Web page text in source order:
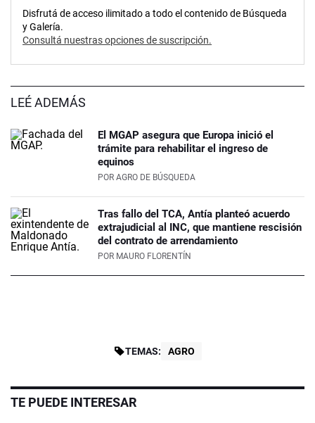
Disfrutá de acceso ilimitado a todo el contenido de Búsqueda
y Galería.
Consultá nuestras opciones de suscripción.
LEÉ ADEMÁS
El MGAP asegura que Europa inició el
trámite para rehabilitar el ingreso de
equinos
POR AGRO DE BÚSQUEDA
Tras fallo del TCA, Antía planteó acuerdo
extrajudicial al INC, que mantiene rescisión
del contrato de arrendamiento
POR MAURO FLORENTÍN
TEMAS: AGRO
TE PUEDE INTERESAR